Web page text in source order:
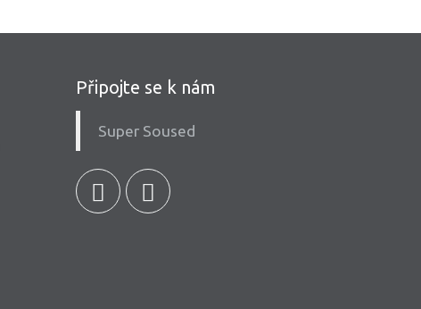
Připojte se k nám
Super Soused